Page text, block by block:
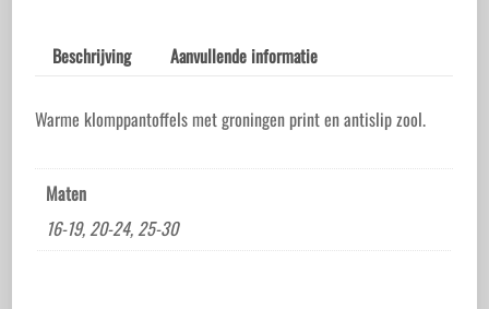
Beschrijving Aanvullende informatie
Warme klomppantoffels met groningen print en antislip zool.
Maten
16-19, 20-24, 25-30